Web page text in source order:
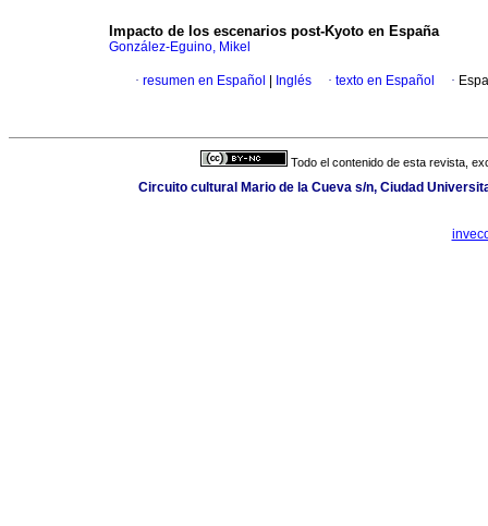
Impacto de los escenarios post-Kyoto en España
González-Eguino, Mikel
· resumen en Español Inglés · texto en Español ·
Todo el contenido de esta revista,
Circuito cultural Mario de la Cueva s/n, Ciudad